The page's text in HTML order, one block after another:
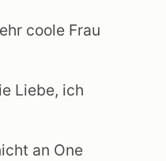
coole Frau
Liebe, ich
an One